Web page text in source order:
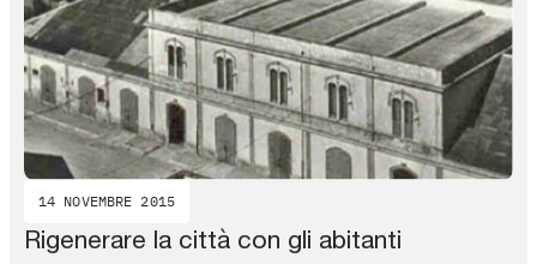
14 NOVEMBRE 2015
Rigenerare la città con gli abitanti